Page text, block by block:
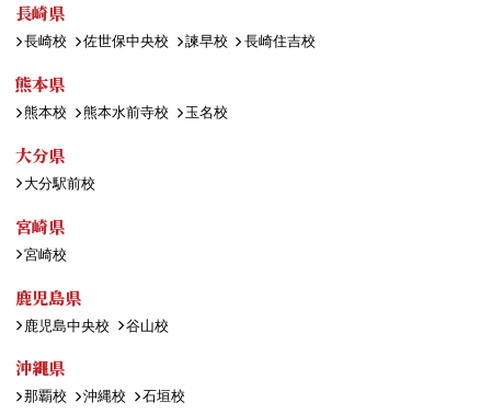
長崎県
長崎校 佐世保中央校 諫早校 長崎住吉校
熊本県
熊本校 熊本水前寺校 玉名校
大分県
大分駅前校
宮崎県
宮崎校
鹿児島県
鹿児島中央校 谷山校
沖縄県
那覇校 沖縄校 石垣校